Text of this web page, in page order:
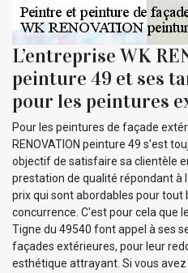
L’entreprise WK
peinture 49 et ses
pour les peintures
Pour les peintures de façade
RENOVATION peinture 49 s'est
objectif de satisfaire sa clientèle
prestation de qualité répondant à
prix qui sont abordables pour
concurrence. C'est pour cela que
Tigne du 49540 font appel à ses
façades extérieures, pour leur
esthétique attrayant. Si vous